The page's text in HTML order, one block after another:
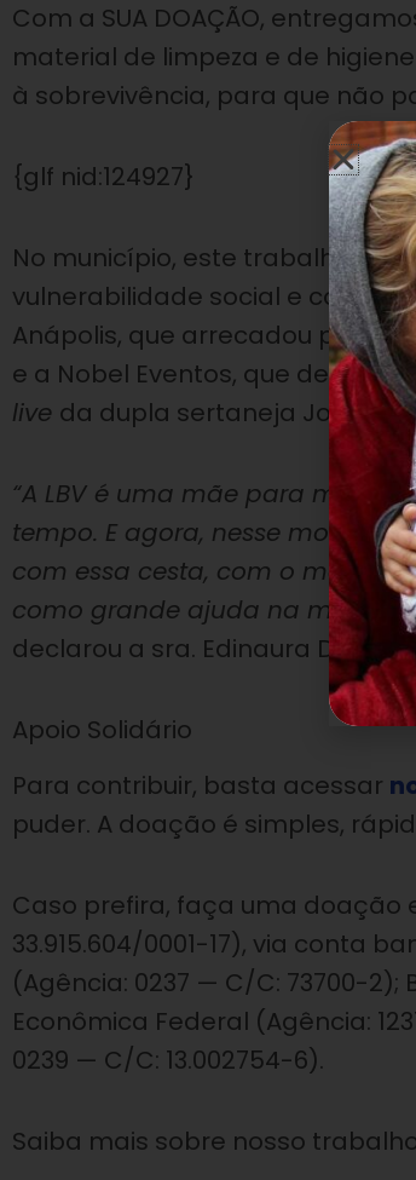
Com a SUA DOAÇÃO,
material de limpeza e de
à sobrevivência, para que não
{glf nid:124927}
No município, este trabalho
vulnerabilidade social e conta
Anápolis, que arrecadou
e a Nobel Eventos, que
live da dupla sertaneja Jorge e
“A LBV é uma mãe para mim!
tempo. E agora, nesse
com essa cesta, com o material
como grande ajuda na minha
declarou a sra. Edinaura Dias
Apoio Solidário
Para contribuir, basta acessar
puder. A doação é simples,
Caso prefira, faça uma doação
33.915.604/0001-17), via conta
(Agência: 0237 — C/C: 73700-
Econômica Federal (Agência:
0239 — C/C: 13.002754-6).
Saiba mais sobre nosso